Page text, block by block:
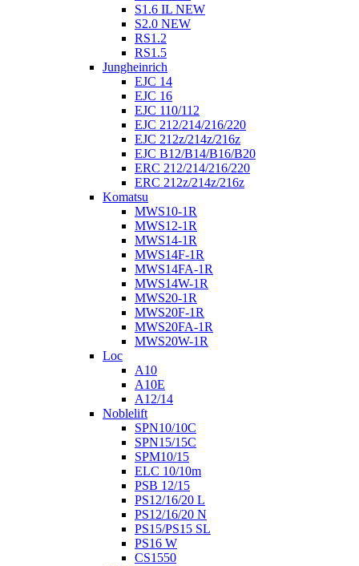
S1.6 IL NEW
S2.0 NEW
RS1.2
RS1.5
Jungheinrich
EJC 14
EJC 16
EJC 110/112
EJC 212/214/216/220
EJC 212z/214z/216z
EJC B12/B14/B16/B20
ERC 212/214/216/220
ERC 212z/214z/216z
Komatsu
MWS10-1R
MWS12-1R
MWS14-1R
MWS14F-1R
MWS14FA-1R
MWS14W-1R
MWS20-1R
MWS20F-1R
MWS20FA-1R
MWS20W-1R
Loc
A10
A10E
A12/14
Noblelift
SPN10/10C
SPN15/15C
SPM10/15
ELC 10/10m
PSB 12/15
PS12/16/20 L
PS12/16/20 N
PS15/PS15 SL
PS16 W
CS1550